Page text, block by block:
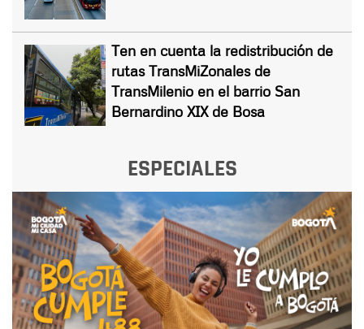
Ten en cuenta la redistribución de
rutas TransMiZonales de
TransMilenio en el barrio San
Bernardino XIX de Bosa
ESPECIALES